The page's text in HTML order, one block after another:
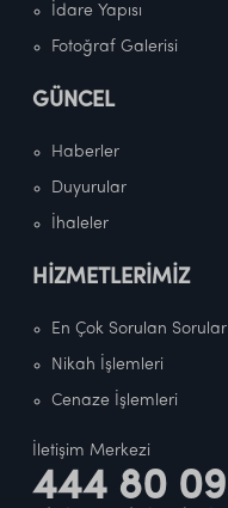
İdare Yapısı
Fotoğraf Galerisi
GÜNCEL
Haberler
Duyurular
İhaleler
HİZMETLERİMİZ
En Çok Sorulan Sorular
Nikah İşlemleri
Cenaze İşlemleri
İletişim Merkezi
444 80 09